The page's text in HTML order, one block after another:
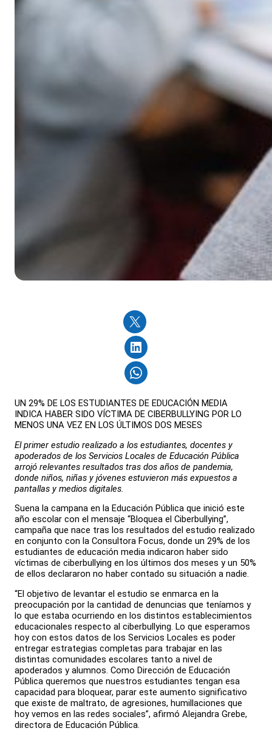
UN 29% DE LOS ESTUDIANTES DE EDUCACIÓN MEDIA
INDICA HABER SIDO VÍCTIMA DE CIBERBULLYING POR LO
MENOS UNA VEZ EN LOS ÚLTIMOS DOS MESES
El primer estudio realizado a los estudiantes, docentes y
apoderados de los Servicios Locales de Educación Pública
arrojó relevantes resultados tras dos años de pandemia,
donde niños, niñas y jóvenes estuvieron más expuestos a
pantallas y medios digitales.
Suena la campana en la Educación Pública que inició este
año escolar con el mensaje “Bloquea el Ciberbullying”,
campaña que nace tras los resultados del estudio realizado
en conjunto con la Consultora Focus, donde un 29% de los
estudiantes de educación media indicaron haber sido
víctimas de ciberbullying en los últimos dos meses y un 50%
de ellos declararon no haber contado su situación a nadie.
“El objetivo de levantar el estudio se enmarca en la
preocupación por la cantidad de denuncias que teníamos y
lo que estaba ocurriendo en los distintos establecimientos
educacionales respecto al ciberbullying. Lo que esperamos
hoy con estos datos de los Servicios Locales es poder
entregar estrategias completas para trabajar en las
distintas comunidades escolares tanto a nivel de
apoderados y alumnos. Como Dirección de Educación
Pública queremos que nuestros estudiantes tengan esa
capacidad para bloquear, parar este aumento significativo
que existe de maltrato, de agresiones, humillaciones que
hoy vemos en las redes sociales”, afirmó Alejandra Grebe,
directora de Educación Pública.